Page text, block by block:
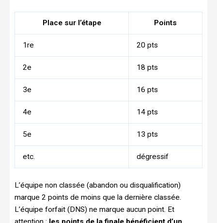
Place sur l’étape Points
1re 20 pts
2e 18 pts
3e 16 pts
4e 14 pts
5e 13 pts
etc. dégressif
L’équipe non classée (abandon ou disqualification)
marque 2 points de moins que la dernière classée.
L’équipe forfait (DNS) ne marque aucun point. Et